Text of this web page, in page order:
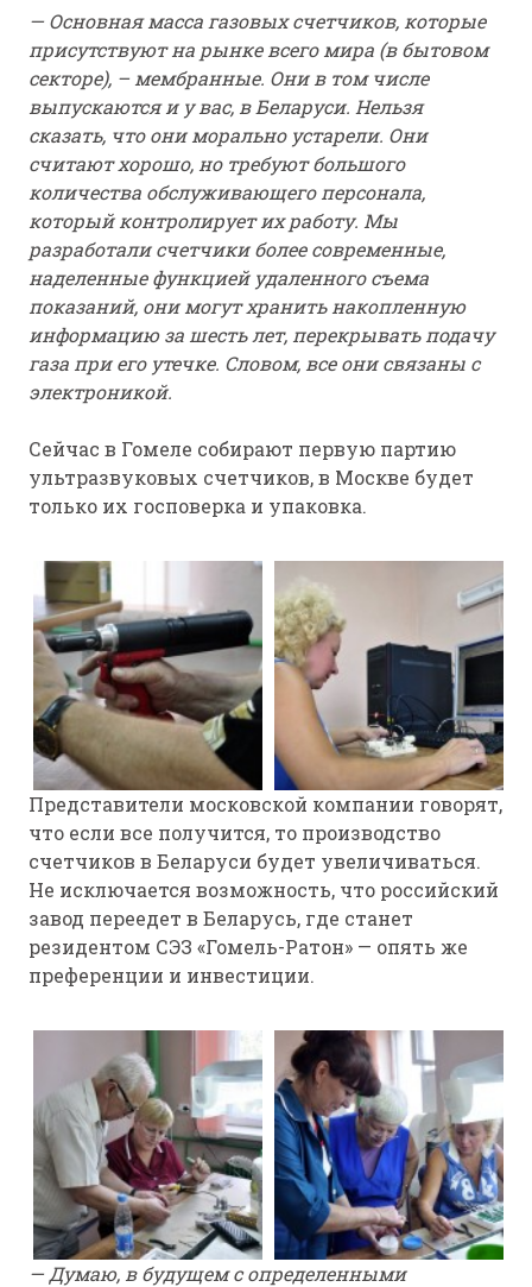
— Основная масса газовых счетчиков, которые
присутствуют на рынке всего мира (в бытовом
секторе), – мембранные. Они в том числе
выпускаются и у вас, в Беларуси. Нельзя
сказать, что они морально устарели. Они
считают хорошо, но требуют большого
количества обслуживающего персонала,
который контролирует их работу. Мы
разработали счетчики более современные,
наделенные функцией удаленного съема
показаний, они могут хранить накопленную
информацию за шесть лет, перекрывать подачу
газа при его утечке. Словом, все они связаны с
электроникой.
Сейчас в Гомеле собирают первую партию
ультразвуковых счетчиков, в Москве будет
только их госповерка и упаковка.
Представители московской компании говорят,
что если все получится, то производство
счетчиков в Беларуси будет увеличиваться.
Не исключается возможность, что российский
завод переедет в Беларусь, где станет
резидентом СЭЗ «Гомель-Ратон» — опять же
преференции и инвестиции.
— Думаю, в будущем с определенными